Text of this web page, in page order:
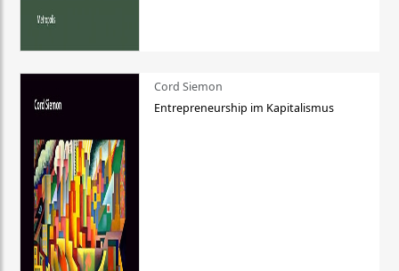
Cord Siemon
Entrepreneurship im Kapitalismus